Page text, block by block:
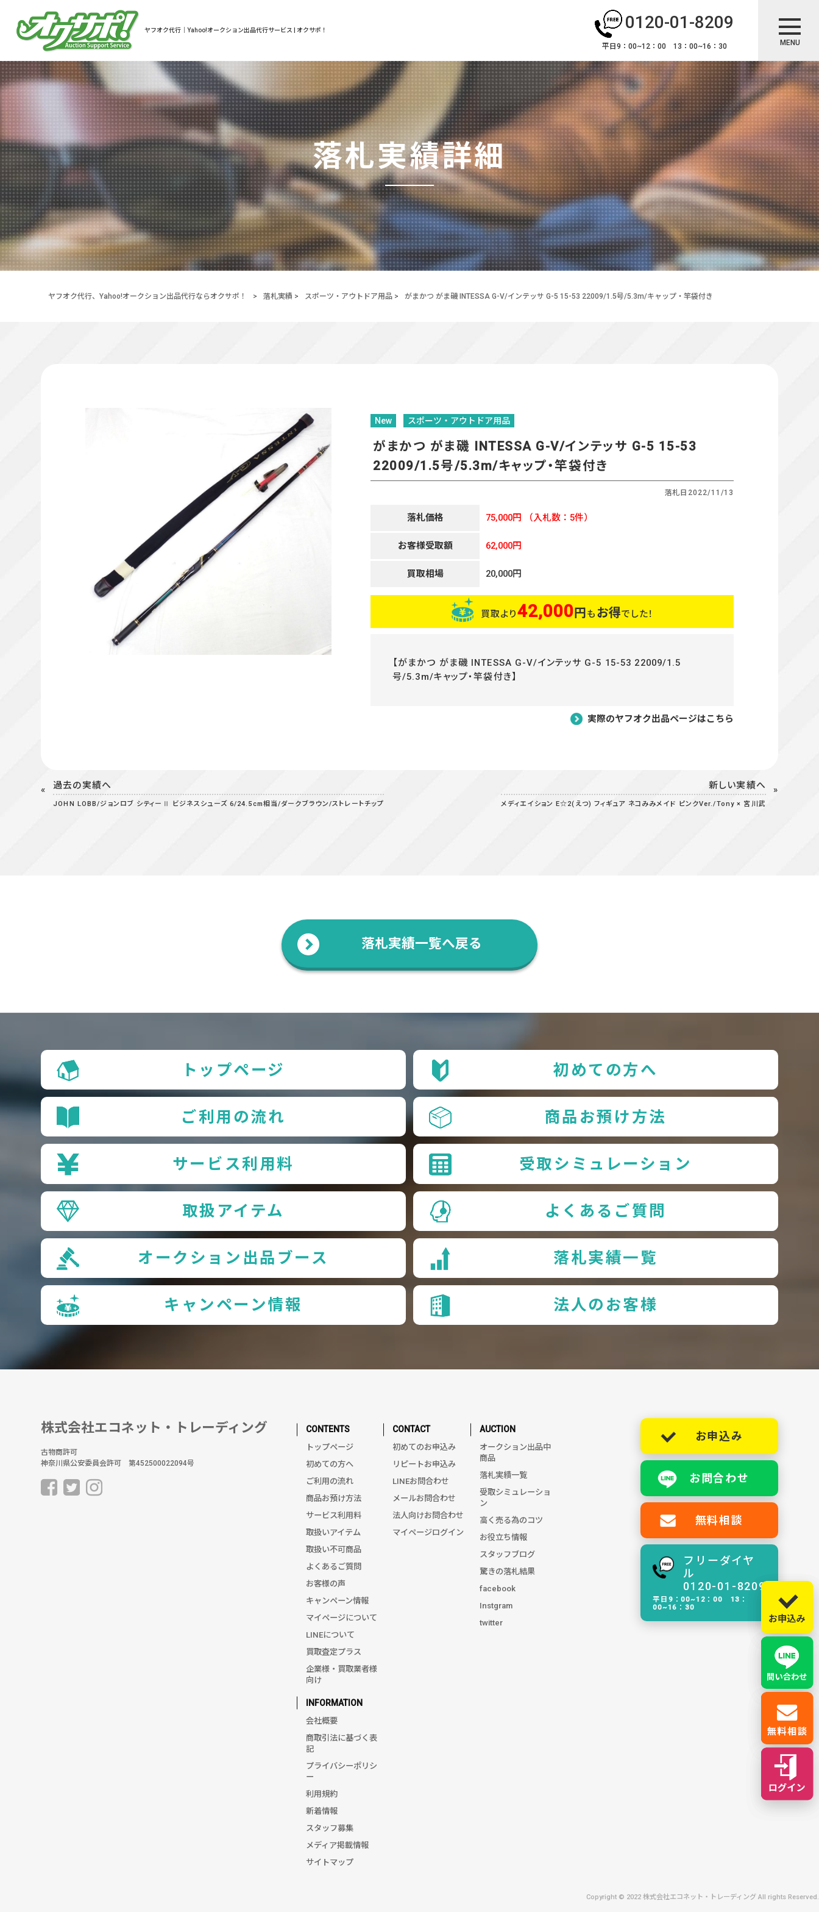
ヤフオク代行｜Yahoo!オークション出品代行サービス | オクサポ！ 0120-01-8209
平日9：00~12：00 13：00~16：30 MENU
落札実績詳細
ヤフオク代行、Yahoo!オークション出品代行ならオクサポ！ > 落札実績 > スポーツ・アウトドア用品> がまかつ がま磯 INTESSA G-V/インテッサ G-5 15-53 22009/1.5号/5.3m/キャップ・竿袋付き
New スポーツ・アウトドア用品
がまかつ がま磯 INTESSA G-V/インテッサ G-5 15-53
22009/1.5号/5.3m/キャップ・竿袋付き
落札日 2022/11/13
落札価格 75,000円 （入札数：5件）
お客様受取額 62,000円
買取相場 20,000円
買取より42,000円も お得でした！
【がまかつ がま磯 INTESSA G-V/インテッサ G-5 15-53 22009/1.5
号/5.3m/キャップ・竿袋付き】
実際のヤフオク出品ページはこちら
過去の実績へ
JOHN LOBB/ジョンロブ シティーⅡ ビジネスシューズ 6/24.5cm相当/ダークブラウン/ストレートチップ
新しい実績へ
メディエイション E☆2(えつ) フィギュア ネコみみメイド ピンクVer./Tony × 宮川武
落札実績一覧へ戻る
トップページ 初めての方へ
ご利用の流れ 商品お預け方法
サービス利用料 受取シミュレーション
取扱アイテム よくあるご質問
オークション出品ブース 落札実績一覧
キャンペーン情報 法人のお客様
株式会社エコネット・トレーディング
古物商許可
神奈川県公安委員会許可 第452500022094号
CONTENTS
トップページ
初めての方へ
ご利用の流れ
商品お預け方法
サービス利用料
取扱いアイテム
取扱い不可商品
よくあるご質問
お客様の声
キャンペーン情報
マイページについて
LINEについて
買取査定プラス
企業様・買取業者様
向け
CONTACT
初めてのお申込み
リピートお申込み
LINEお問合わせ
メールお問合わせ
法人向けお問合わせ
マイページログイン
AUCTION
オークション出品中
商品
落札実績一覧
受取シミュレーショ
ン
高く売る為のコツ
お役立ち情報
スタッフブログ
驚きの落札結果
facebook
Instgram
twitter
INFORMATION
会社概要
商取引法に基づく表
記
プライバシーポリシ
ー
利用規約
新着情報
スタッフ募集
メディア掲載情報
サイトマップ
お申込み
お問合わせ
無料相談
フリーダイヤ
ル
0120-01-8209
平日9：00~12：00 13：
00~16：30
Copyright © 2022 株式会社エコネット・トレーディング All rights Reserved.